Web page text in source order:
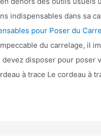
indispensables dans sa
pour Poser du
du carrelage, il
disposer pour poser
à trace Le cordeau à